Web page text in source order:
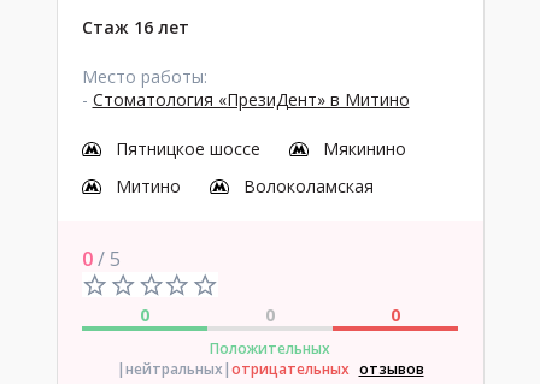
Стаж 16 лет
Место работы:
- Стоматология «ПрезиДент» в Митино
Пятницкое шоссе
Мякинино
Митино
Волоколамская
0/ 5
0 0 0
Положительных
|нейтральных|отрицательных отзывов